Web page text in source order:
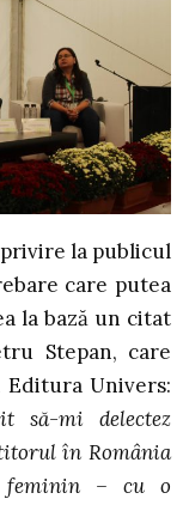
la publicul
care putea
la bază un citat
Stepan, care
Univers:
să-mi delectez
în România
feminin – cu o